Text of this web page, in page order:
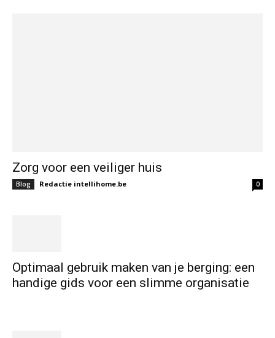
Zorg voor een veiliger huis
Blog Redactie intellihome.be 0
Optimaal gebruik maken van je berging: een
handige gids voor een slimme organisatie